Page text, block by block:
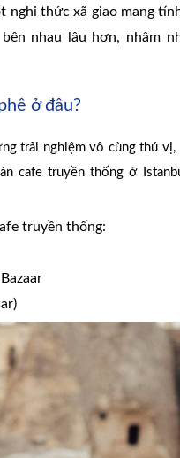
nghi thức xã giao mang
nhau lâu hơn, nhâm
ở đâu?
trải nghiệm vô cùng thú
cafe truyền thống ở
truyền thống: